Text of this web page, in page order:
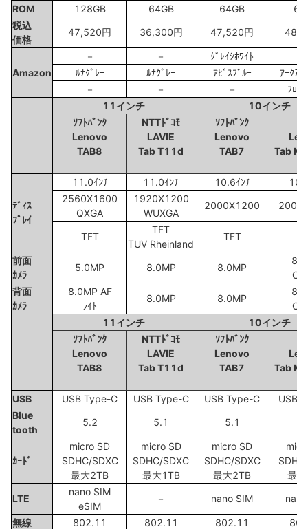
ROM
128GB 64GB 64GB
税込
価格
47,520円 36,300円 47,520円
Amazon
－ － ｸﾞﾚｲｼﾎﾜｲﾄ
ﾙﾅｸﾞﾚｰ
ﾙﾅｸﾞﾚｰ ｱﾋﾞｽﾌﾞﾙｰ
ｱｰｸﾃｨ
－
－ －
ﾌﾛｽ
11インチ
10インチ
ｿﾌﾄﾊﾞﾝｸ
Lenovo
TAB8
NTTﾄﾞｺﾓ
LAVIE
Tab T11d
ｿﾌﾄﾊﾞﾝｸ
Lenovo
TAB7
Tab
ﾃﾞｨｽ
ﾌﾟﾚｲ
11.0ｲﾝﾁ 11.0ｲﾝﾁ 10.6ｲﾝﾁ
2560X1600
QXGA
1920X1200
WUXGA
2000X1200
TFT
TFT
TUV Rheinland
TFT
前面
ｶﾒﾗ
5.0MP 8.0MP 8.0MP
背面
ｶﾒﾗ
8.0MP AF
ﾗｲﾄ
8.0MP 8.0MP
11インチ
10インチ
ｿﾌﾄﾊﾞﾝｸ
Lenovo
TAB8
NTTﾄﾞｺﾓ
LAVIE
Tab T11d
ｿﾌﾄﾊﾞﾝｸ
Lenovo
TAB7
Tab
USB USB Type-C USB Type-C USB Type-C
USB
Blue
tooth
5.2 5.1 5.1
ｶｰﾄﾞ
micro SD
SDHC/SDXC
最大2TB
micro SD
SDHC/SDXC
最大1TB
micro SD
SDHC/SDXC
最大2TB
最
LTE
nano SIM
eSIM
－ nano SIM
無線
802.11
802.11
802.11